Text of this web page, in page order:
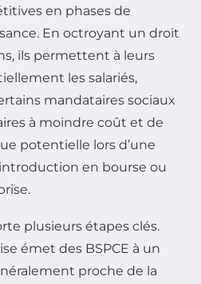
en phases de
En octroyant un droit
ils permettent à leurs
les salariés,
mandataires sociaux
à moindre coût et de
potentielle lors d’une
en bourse ou
plusieurs étapes clés.
émet des BSPCE à un
proche de la